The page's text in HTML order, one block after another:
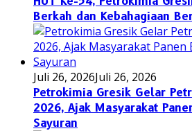
Berkah dan Kebahagiaan
Juli 26, 2026Juli 26, 2026
Petrokimia Gresik Gelar
2026, Ajak Masyarakat
Sayuran